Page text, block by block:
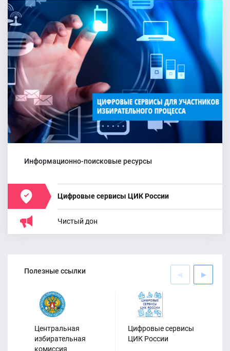
заявлений для голосования по
месту нахождения
29.06.2026
Информационно-поисковые ресурсы
Цифровые сервисы ЦИК России
Чистый дон
Полезные ссылки
Центральная
избирательная
комиссия
Цифровые сервисы
ЦИК России